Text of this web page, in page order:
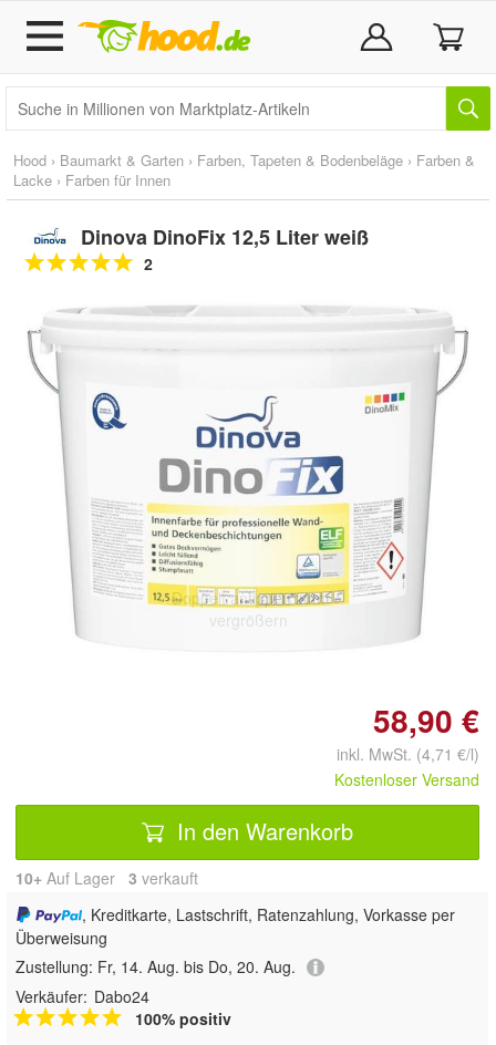
Hood › Baumarkt & Garten › Farben, Tapeten & Bodenbeläge › Farben &
Lacke › Farben für Innen
Dinova DinoFix 12,5 Liter weiß
2
Doppelt antippen zum
vergrößern
58,90 €
inkl. MwSt. (4,71 €/l)
Kostenloser Versand
In den Warenkorb
10+ Auf Lager 3 verkauft
, Kreditkarte, Lastschrift, Ratenzahlung, Vorkasse per
Überweisung
Zustellung: Fr, 14. Aug. bis Do, 20. Aug.
Verkäufer: Dabo24
100% positiv